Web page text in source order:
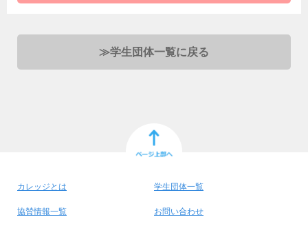
≫学生団体一覧に戻る
カレッジとは 学生団体一覧
協賛情報一覧 お問い合わせ